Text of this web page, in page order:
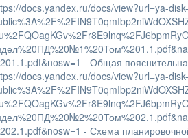
docs.yandex.ru/docs/view?url=ya-disk-
- Общая
docs.yandex.ru/docs/view?url=ya-disk-
- Схема